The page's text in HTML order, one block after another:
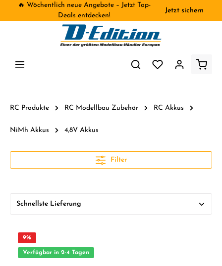
🔥 Wöchentlich neue Angebote – Jetzt Top-
Deals entdecken!
Jetzt sichern
RC Produkte RC Modellbau Zubehör RC Akkus
NiMh Akkus 4,8V Akkus
Filter
9%
Verfügbar in 2-4 Tagen